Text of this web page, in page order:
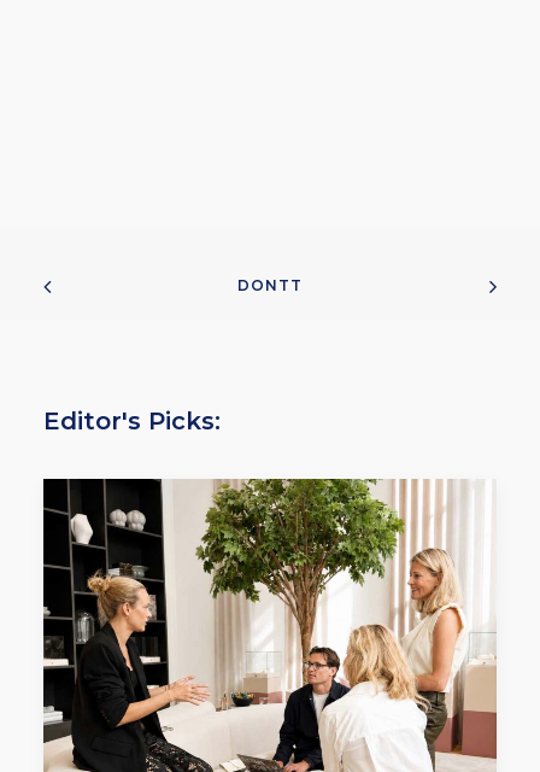
DONTT
Editor's Picks: